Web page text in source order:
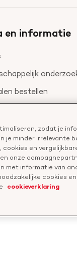
en informatie
bestellen
zodat je
je minder irrelevante
en
onze
met informatie van
cookies
cookieverklaring